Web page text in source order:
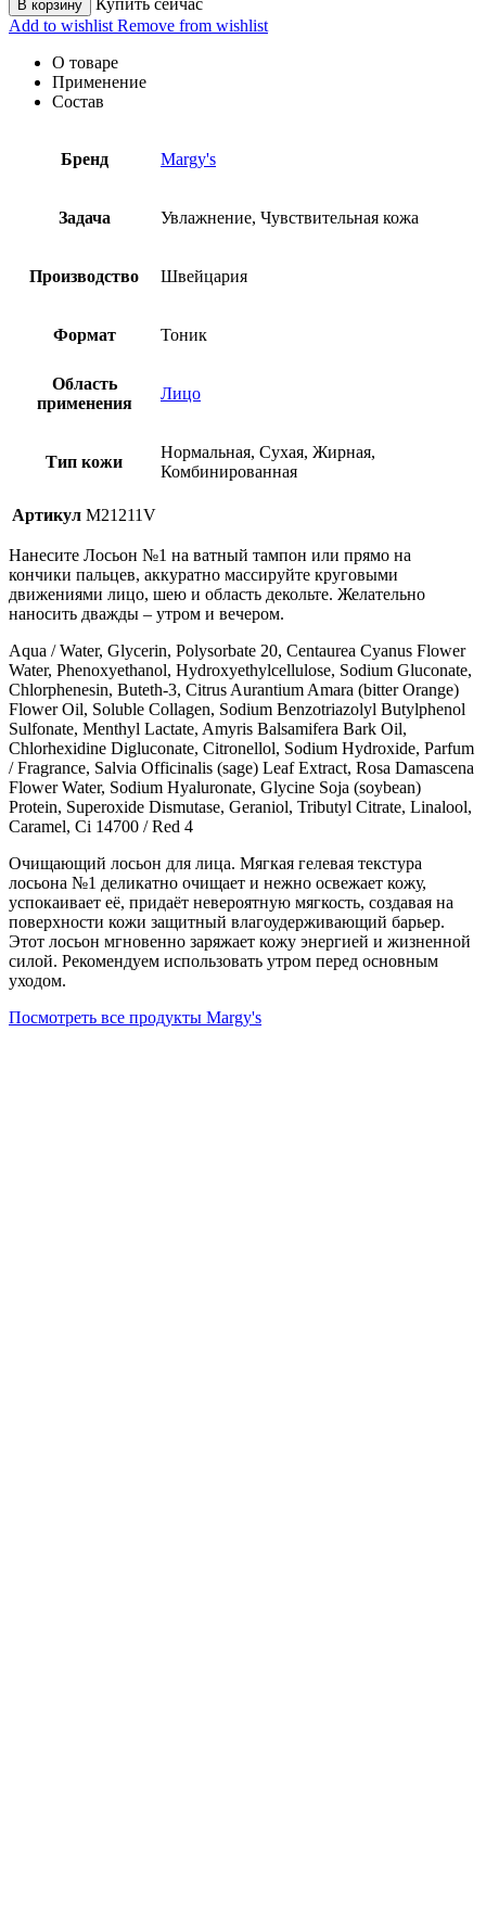
В корзину
Add to wishlist Remove from wishlist
О товаре
Применение
Состав
Бренд Margy's
Задача Увлажнение, Чувствительная кожа
Производство Швейцария
Формат Тоник
Область
применения
Лицо
Тип кожи
Нормальная, Сухая, Жирная,
Комбинированная
Артикул M21211V
Нанесите Лосьон №1 на ватный тампон или прямо на
кончики пальцев, аккуратно массируйте круговыми
движениями лицо, шею и область декольте. Желательно
наносить дважды – утром и вечером.
Aqua / Water, Glycerin, Polysorbate 20, Centaurea Cyanus Flower
Water, Phenoxyethanol, Hydroxyethylcellulose, Sodium Gluconate,
Chlorphenesin, Buteth-3, Citrus Aurantium Amara (bitter Orange)
Flower Oil, Soluble Collagen, Sodium Benzotriazolyl Butylphenol
Sulfonate, Menthyl Lactate, Amyris Balsamifera Bark Oil,
Chlorhexidine Digluconate, Citronellol, Sodium Hydroxide, Parfum
/ Fragrance, Salvia Officinalis (sage) Leaf Extract, Rosa Damascena
Flower Water, Sodium Hyaluronate, Glycine Soja (soybean)
Protein, Superoxide Dismutase, Geraniol, Tributyl Citrate, Linalool,
Caramel, Ci 14700 / Red 4
Очищающий лосьон для лица. Мягкая гелевая текстура
лосьона №1 деликатно очищает и нежно освежает кожу,
успокаивает её, придаёт невероятную мягкость, создавая на
поверхности кожи защитный влагоудерживающий барьер.
Этот лосьон мгновенно заряжает кожу энергией и жизненной
силой. Рекомендуем использовать утром перед основным
уходом.
Посмотреть все продукты Margy's